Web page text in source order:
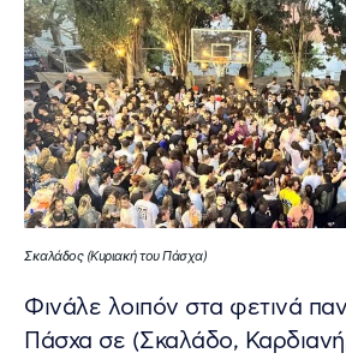
Σκαλάδος (Κυριακή του Πάσχα)
Φινάλε λοιπόν στα φετινά
Πάσχα σε (Σκαλάδο,